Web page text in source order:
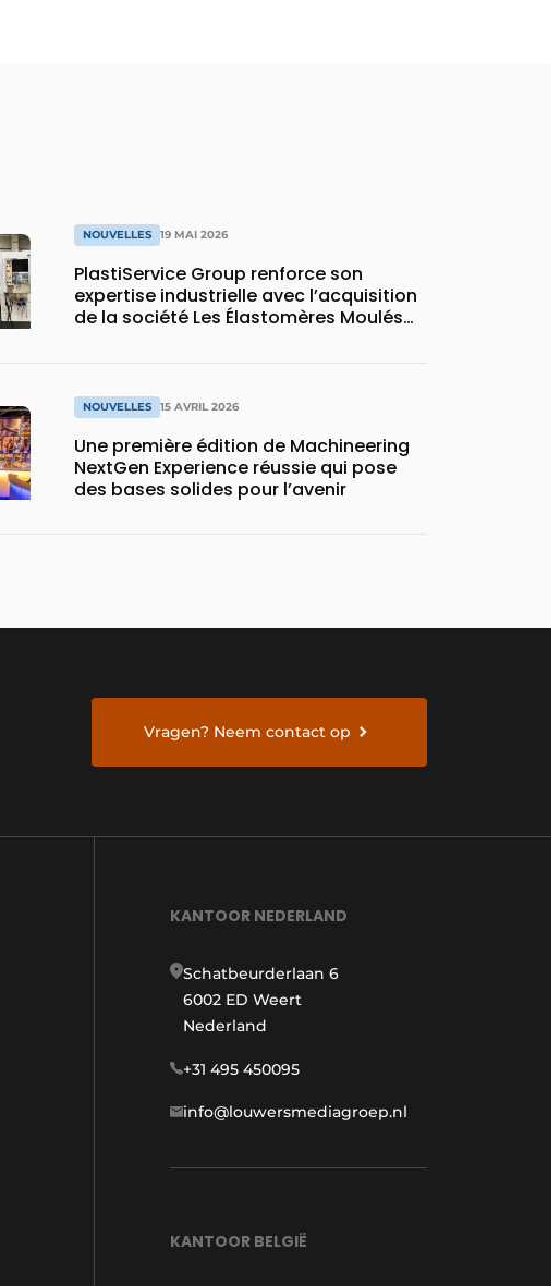
NOUVELLES 19 MAI 2026
PlastiService Group renforce son
expertise industrielle avec l’acquisition
de la société Les Élastomères Moulés
NOUVELLES 15 AVRIL 2026
Une première édition de Machineering
NextGen Experience réussie qui pose
des bases solides pour l’avenir
Vragen? Neem contact op
KANTOOR NEDERLAND
Schatbeurderlaan 6
6002 ED Weert
Nederland
+31 495 450095
info@louwersmediagroep.nl
KANTOOR BELGIË